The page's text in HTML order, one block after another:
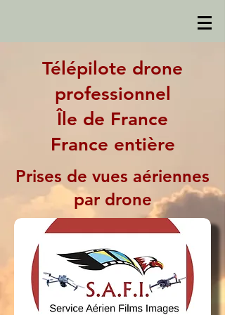
Télépilote drone
professionnel
Île de France
France entière
Prises de vues aériennes
par drone